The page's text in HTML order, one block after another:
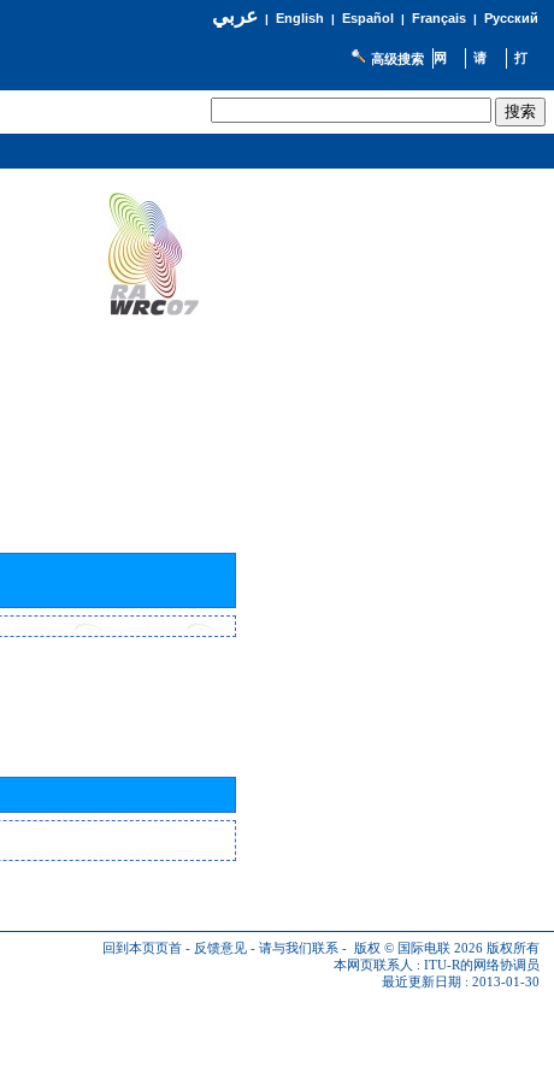
عربي| English | Español | Français| Русский
高级搜索
回到本页页首 - 反馈意见 - 请与我们联系 - 版权 © 国际电联 2026 版权所有
本网页联系人 : ITU-R的网络协调员
最近更新日期 : 2013-01-30